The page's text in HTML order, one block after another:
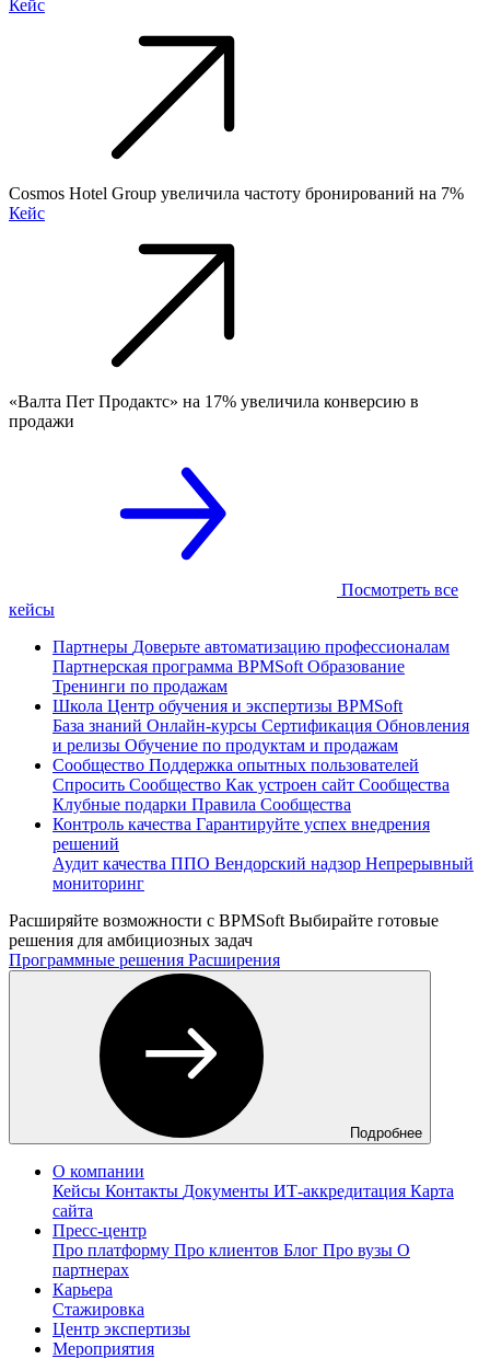
Кейс
Cosmos Hotel Group увеличила частоту бронирований на 7%
Кейс
«Валта Пет Продактс» на 17% увеличила конверсию в
продажи
Посмотреть все
кейсы
Партнеры Доверьте автоматизацию профессионалам
Партнерская программа BPMSoft Образование
Тренинги по продажам
Школа Центр обучения и экспертизы BPMSoft
База знаний Онлайн-курсы Сертификация Обновления
и релизы Обучение по продуктам и продажам
Сообщество Поддержка опытных пользователей
Спросить Сообщество Как устроен сайт Сообщества
Клубные подарки Правила Сообщества
Контроль качества Гарантируйте успех внедрения
решений
Аудит качества ППО Вендорский надзор Непрерывный
мониторинг
Расширяйте возможности с BPMSoft Выбирайте готовые
решения для амбициозных задач
Программные решения Расширения
Подробнее
О компании
Кейсы Контакты Документы ИТ-аккредитация Карта
сайта
Пресс-центр
Про платформу Про клиентов Блог Про вузы О
партнерах
Карьера
Стажировка
Центр экспертизы
Мероприятия